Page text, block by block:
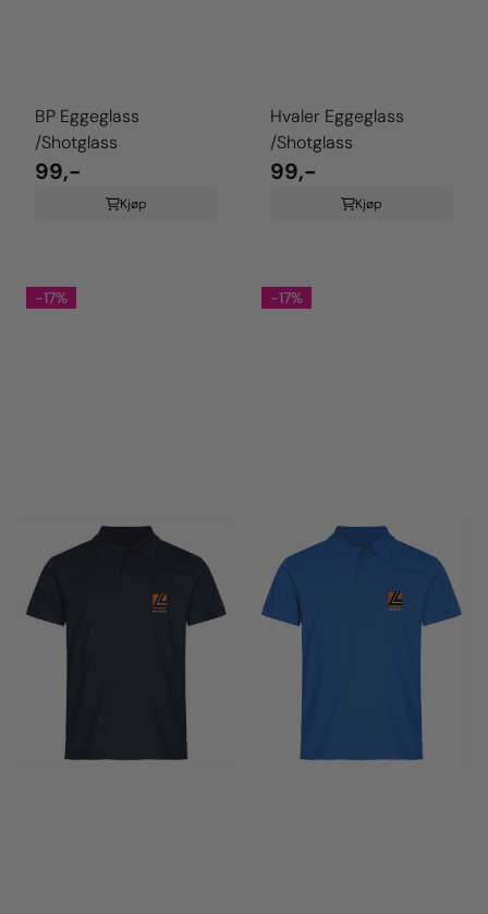
BP Eggeglass
/Shotglass
99,-
Kjøp
Hvaler Eggeglass
/Shotglass
99,-
Kjøp
-17% -17%